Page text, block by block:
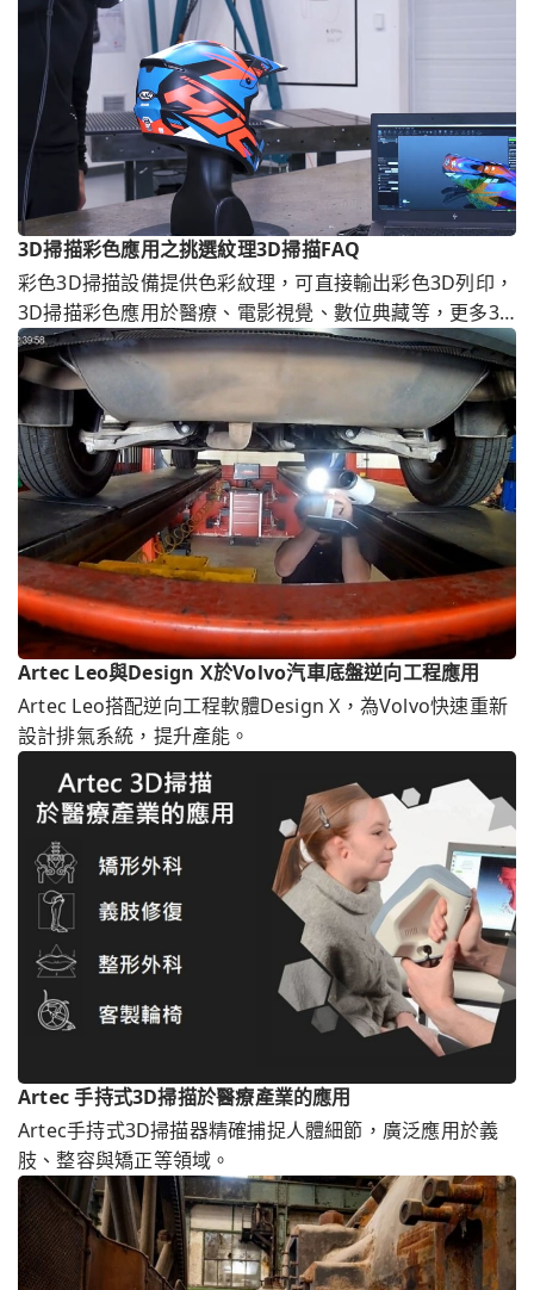
3D掃描彩色應用之挑選紋理3D掃描FAQ
彩色3D掃描設備提供色彩紋理，可直接輸出彩色3D列印，
3D掃描彩色應用於醫療、電影視覺、數位典藏等，更多3D
掃描彩色應用或全彩3D掃描價格請洽通業技研
Artec Leo與Design X於Volvo汽車底盤逆向工程應用
Artec Leo搭配逆向工程軟體Design X，為Volvo快速重新
設計排氣系統，提升產能。
Artec 手持式3D掃描於醫療產業的應用
Artec手持式3D掃描器精確捕捉人體細節，廣泛應用於義
肢、整容與矯正等領域。